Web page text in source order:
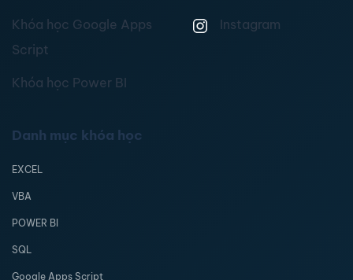
Khóa học Google Apps
Script
Khóa học Power BI
Instagram
Danh mục khóa học
EXCEL
VBA
POWER BI
SQL
Google Apps Script